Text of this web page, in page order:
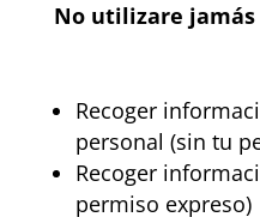
No utilizare jamás
Recoger
personal (sin tu
Recoger
permiso expreso)